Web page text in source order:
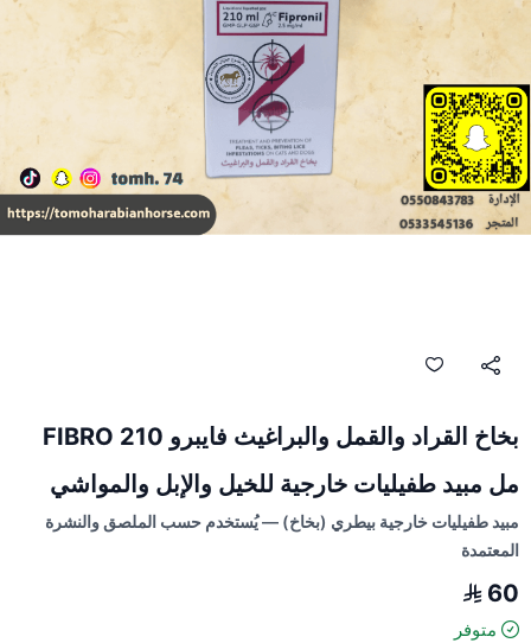
بخاخ القراد والقمل والبراغيث فايبرو FIBRO 210
مل مبيد طفيليات خارجية للخيل والإبل والمواشي
مبيد طفيليات خارجية بيطري (بخاخ) — يُستخدم حسب الملصق والنشرة
المعتمدة
60
متوفر